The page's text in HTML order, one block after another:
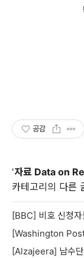
공감
'자료 Data on
카테고리의 다른
[BBC] 비호 신청
[Alzajeera] 남수